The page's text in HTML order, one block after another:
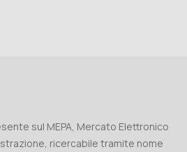
sul MEPA, Mercato Elettronico
ricercabile tramite nome